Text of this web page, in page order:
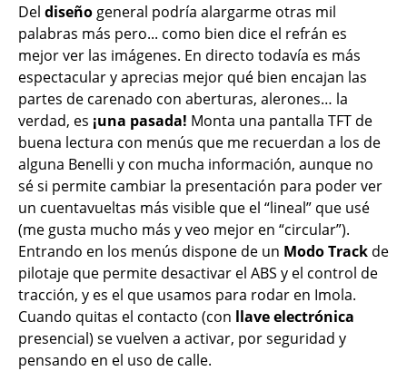
Del diseño general podría alargarme otras mil
palabras más pero... como bien dice el refrán es
mejor ver las imágenes. En directo todavía es más
espectacular y aprecias mejor qué bien encajan las
partes de carenado con aberturas, alerones… la
verdad, es ¡una pasada! Monta una pantalla TFT de
buena lectura con menús que me recuerdan a los de
alguna Benelli y con mucha información, aunque no
sé si permite cambiar la presentación para poder ver
un cuentavueltas más visible que el “lineal” que usé
(me gusta mucho más y veo mejor en “circular”).
Entrando en los menús dispone de un Modo Track de
pilotaje que permite desactivar el ABS y el control de
tracción, y es el que usamos para rodar en Imola.
Cuando quitas el contacto (con llave electrónica
presencial) se vuelven a activar, por seguridad y
pensando en el uso de calle.